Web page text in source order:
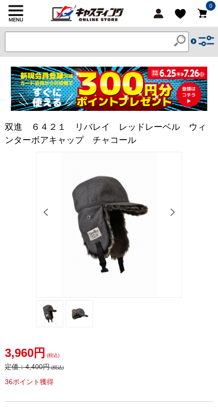
0
双進 ６４２１ リバレイ レッドレーベル ウィ
ンターボアキャップ チャコール
3,960円 (税込)
定価：4,400円(税込)
36ポイント獲得